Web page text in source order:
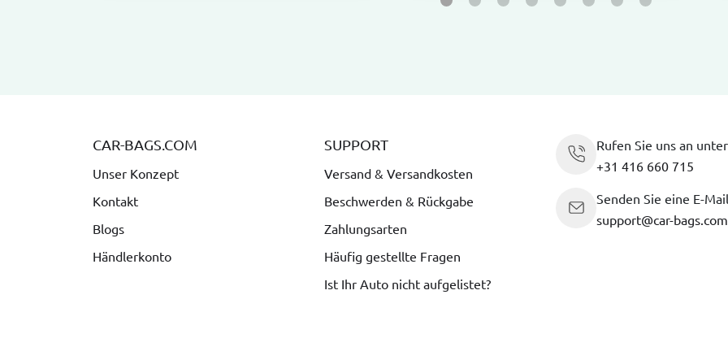
CAR-BAGS.COM
Unser Konzept
Kontakt
Blogs
Händlerkonto
SUPPORT
Versand & Versandkosten
Beschwerden & Rückgabe
Zahlungsarten
Häufig gestellte Fragen
Ist Ihr Auto nicht aufgelistet?
Rufen Sie uns an unter
+31 416 660 715
Senden Sie eine E-Mail
support@car-bags.com